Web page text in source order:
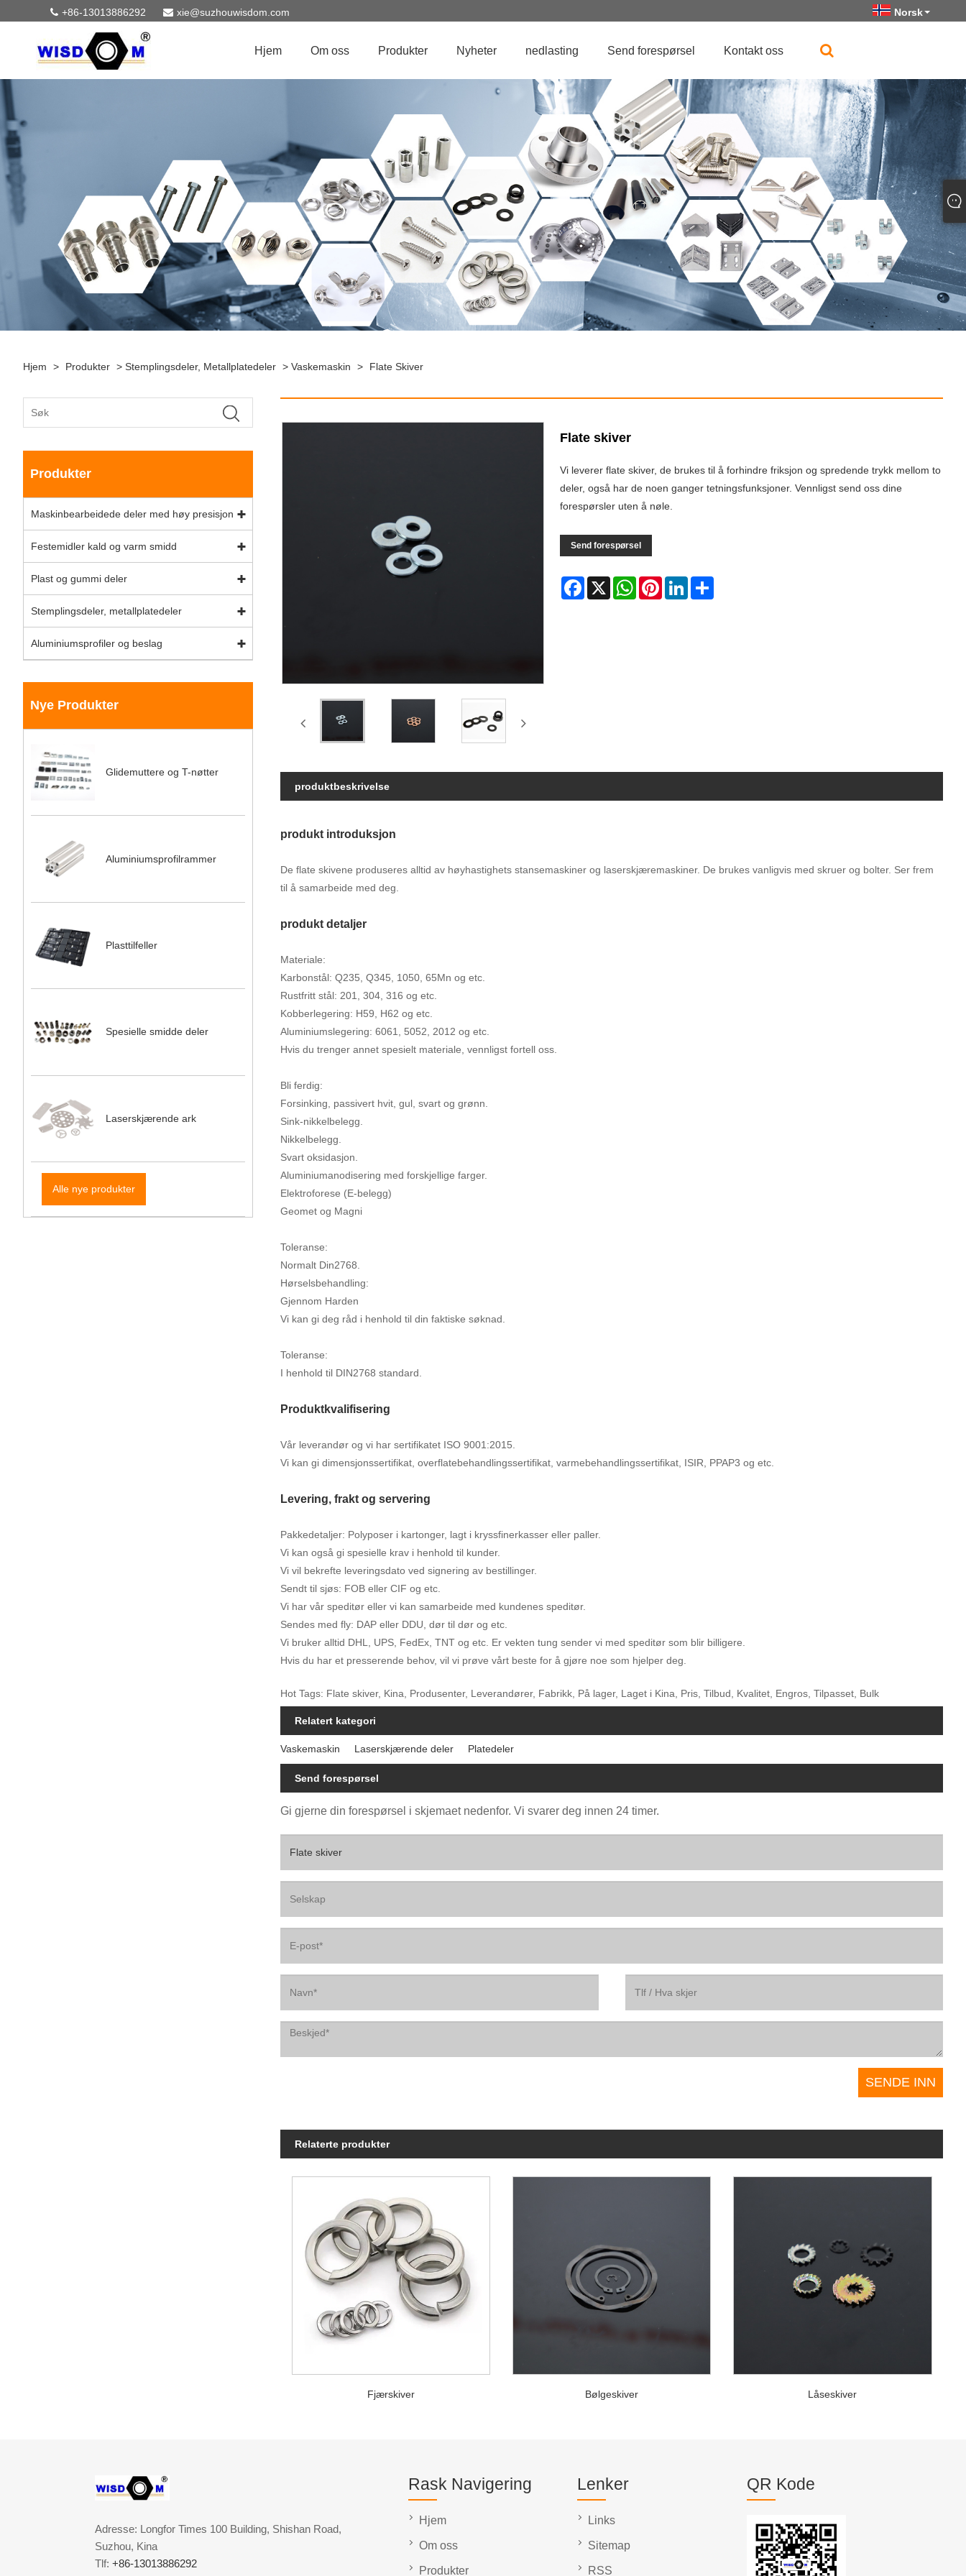
+86-13013886292 xie@suzhouwisdom.com Norsk‎
Hjem Om oss Produkter Nyheter nedlasting Send forespørsel Kontakt oss
Hjem > Produkter > Stemplingsdeler, Metallplatedeler > Vaskemaskin > Flate Skiver
Produkter
Maskinbearbeidede deler med høy presisjon
Festemidler kald og varm smidd
Plast og gummi deler
Stemplingsdeler, metallplatedeler
Aluminiumsprofiler og beslag
Nye Produkter
Glidemuttere og T-nøtter
Aluminiumsprofilrammer
Plasttilfeller
Spesielle smidde deler
Laserskjærende ark
Alle nye produkter
Flate skiver
Vi leverer flate skiver, de brukes til å forhindre friksjon og spredende trykk mellom to
deler, også har de noen ganger tetningsfunksjoner. Vennligst send oss ​​dine
forespørsler uten å nøle.
Send forespørsel
Facebook
X WhatsAppPinterestLinkedIn
produktbeskrivelse
produkt introduksjon
De flate skivene produseres alltid av høyhastighets stansemaskiner og laserskjæremaskiner. De brukes vanligvis med skruer og bolter. Ser frem
til å samarbeide med deg.
produkt detaljer
Materiale:
Karbonstål: Q235, Q345, 1050, 65Mn og etc.
Rustfritt stål: 201, 304, 316 og etc.
Kobberlegering: H59, H62 og etc.
Aluminiumslegering: 6061, 5052, 2012 og etc.
Hvis du trenger annet spesielt materiale, vennligst fortell oss.
Bli ferdig:
Forsinking, passivert hvit, gul, svart og grønn.
Sink-nikkelbelegg.
Nikkelbelegg.
Svart oksidasjon.
Aluminiumanodisering med forskjellige farger.
Elektroforese (E-belegg)
Geomet og Magni
Toleranse:
Normalt Din2768.
Hørselsbehandling:
Gjennom Harden
Vi kan gi deg råd i henhold til din faktiske søknad.
Toleranse:
I henhold til DIN2768 standard.
Produktkvalifisering
Vår leverandør og vi har sertifikatet ISO 9001:2015.
Vi kan gi dimensjonssertifikat, overflatebehandlingssertifikat, varmebehandlingssertifikat, ISIR, PPAP3 og etc.
Levering, frakt og servering
Pakkedetaljer: Polyposer i kartonger, lagt i kryssfinerkasser eller paller.
Vi kan også gi spesielle krav i henhold til kunder.
Vi vil bekrefte leveringsdato ved signering av bestillinger.
Sendt til sjøs: FOB eller CIF og etc.
Vi har vår speditør eller vi kan samarbeide med kundenes speditør.
Sendes med fly: DAP eller DDU, dør til dør og etc.
Vi bruker alltid DHL, UPS, FedEx, TNT og etc. Er vekten tung sender vi med speditør som blir billigere.
Hvis du har et presserende behov, vil vi prøve vårt beste for å gjøre noe som hjelper deg.
Hot Tags: Flate skiver, Kina, Produsenter, Leverandører, Fabrikk, På lager, Laget i Kina, Pris, Tilbud, Kvalitet, Engros, Tilpasset, Bulk
Relatert kategori
Vaskemaskin Laserskjærende deler Platedeler
Send forespørsel
Gi gjerne din forespørsel i skjemaet nedenfor. Vi svarer deg innen 24 timer.
Relaterte produkter
Fjærskiver Bølgeskiver Låseskiver
Adresse: Longfor Times 100 Building, Shishan Road,
Suzhou, Kina
Tlf: +86-13013886292
Rask Navigering
Hjem
Om oss
Produkter
Lenker
Links
Sitemap
RSS
QR Kode